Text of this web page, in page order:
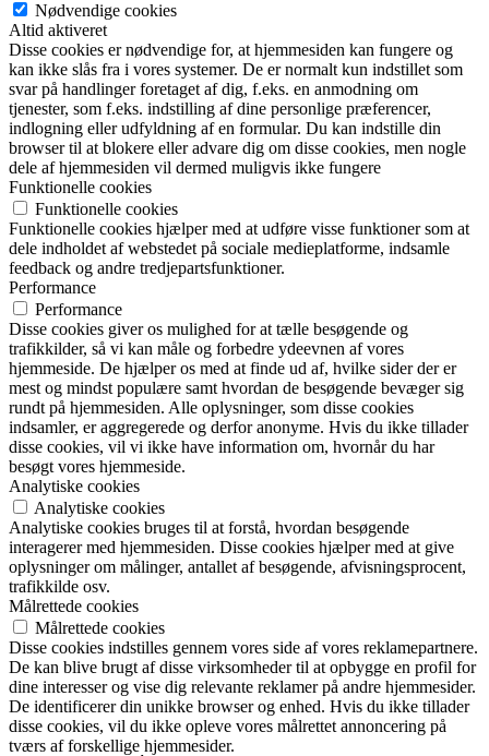
Nødvendige cookies
Altid aktiveret
Disse cookies er nødvendige for, at hjemmesiden kan fungere og
kan ikke slås fra i vores systemer. De er normalt kun indstillet som
svar på handlinger foretaget af dig, f.eks. en anmodning om
tjenester, som f.eks. indstilling af dine personlige præferencer,
indlogning eller udfyldning af en formular. Du kan indstille din
browser til at blokere eller advare dig om disse cookies, men nogle
dele af hjemmesiden vil dermed muligvis ikke fungere
Funktionelle cookies
Funktionelle cookies
Funktionelle cookies hjælper med at udføre visse funktioner som at
dele indholdet af webstedet på sociale medieplatforme, indsamle
feedback og andre tredjepartsfunktioner.
Performance
Performance
Disse cookies giver os mulighed for at tælle besøgende og
trafikkilder, så vi kan måle og forbedre ydeevnen af vores
hjemmeside. De hjælper os med at finde ud af, hvilke sider der er
mest og mindst populære samt hvordan de besøgende bevæger sig
rundt på hjemmesiden. Alle oplysninger, som disse cookies
indsamler, er aggregerede og derfor anonyme. Hvis du ikke tillader
disse cookies, vil vi ikke have information om, hvornår du har
besøgt vores hjemmeside.
Analytiske cookies
Analytiske cookies
Analytiske cookies bruges til at forstå, hvordan besøgende
interagerer med hjemmesiden. Disse cookies hjælper med at give
oplysninger om målinger, antallet af besøgende, afvisningsprocent,
trafikkilde osv.
Målrettede cookies
Målrettede cookies
Disse cookies indstilles gennem vores side af vores reklamepartnere.
De kan blive brugt af disse virksomheder til at opbygge en profil for
dine interesser og vise dig relevante reklamer på andre hjemmesider.
De identificerer din unikke browser og enhed. Hvis du ikke tillader
disse cookies, vil du ikke opleve vores målrettet annoncering på
tværs af forskellige hjemmesider.